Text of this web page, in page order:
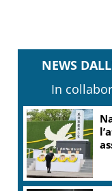
NEWS
In